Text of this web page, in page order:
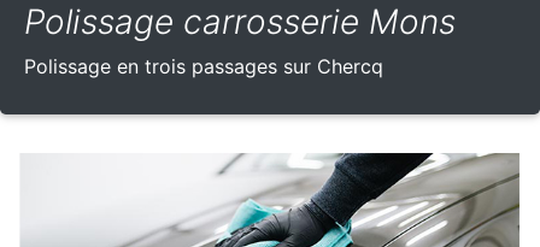
Polissage carrosserie Mons
Polissage en trois passages sur Chercq